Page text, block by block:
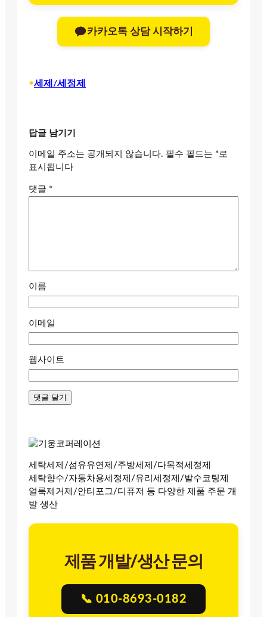
카카오톡 상담 시작하기
•세제/세정제
답글 남기기
이메일 주소는 공개되지 않습니다. 필수 필드는 *로
표시됩니다
댓글 *
이름
이메일
웹사이트
세탁세제/섬유유연제/주방세제/다목적세정제
세탁향수/자동차용세정제/유리세정제/발수코팅제
얼룩제거제/안티포그/디퓨저 등 다양한 제품 주문 개
발 생산
제품 개발/생산 문의
📞 010-8693-0182